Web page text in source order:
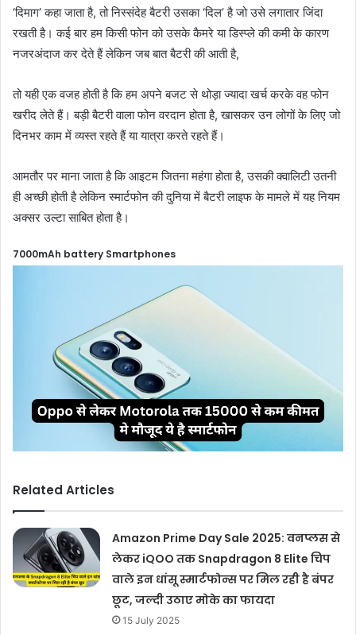
‘दिमाग’ कहा जाता है, तो निस्संदेह बैटरी उसका ‘दिल’ है जो उसे लगातार जिंदा
रखती है। कई बार हम किसी फोन को उसके कैमरे या डिस्प्ले की कमी के कारण
नजरअंदाज कर देते हैं लेकिन जब बात बैटरी की आती है,
तो यही एक वजह होती है कि हम अपने बजट से थोड़ा ज्यादा खर्च करके वह फोन
खरीद लेते हैं। बड़ी बैटरी वाला फोन वरदान होता है, खासकर उन लोगों के लिए जो
दिनभर काम में व्यस्त रहते हैं या यात्रा करते रहते हैं।
आमतौर पर माना जाता है कि आइटम जितना महंगा होता है, उसकी क्वालिटी उतनी
ही अच्छी होती है लेकिन स्मार्टफोन की दुनिया में बैटरी लाइफ के मामले में यह नियम
अक्सर उल्टा साबित होता है।
7000mAh battery Smartphones
Related Articles
Amazon Prime Day Sale 2025: वनप्लस से
लेकर iQOO तक Snapdragon 8 Elite चिप
वाले इन धांसू स्मार्टफोन्स पर मिल रही है बंपर
छूट, जल्दी उठाए मोके का फायदा
15 July 2025